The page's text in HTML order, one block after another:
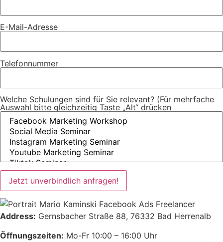
E-Mail-Adresse
Telefonnummer
Welche Schulungen sind für Sie relevant? (Für mehrfache
Auswahl bitte gleichzeitig Taste „Alt“ drücken
Address: Gernsbacher Straße 88, 76332 Bad Herrenalb
Öffnungszeiten: Mo-Fr 10:00 – 16:00 Uhr
Kundenbewertungen und Erfahrungen zu